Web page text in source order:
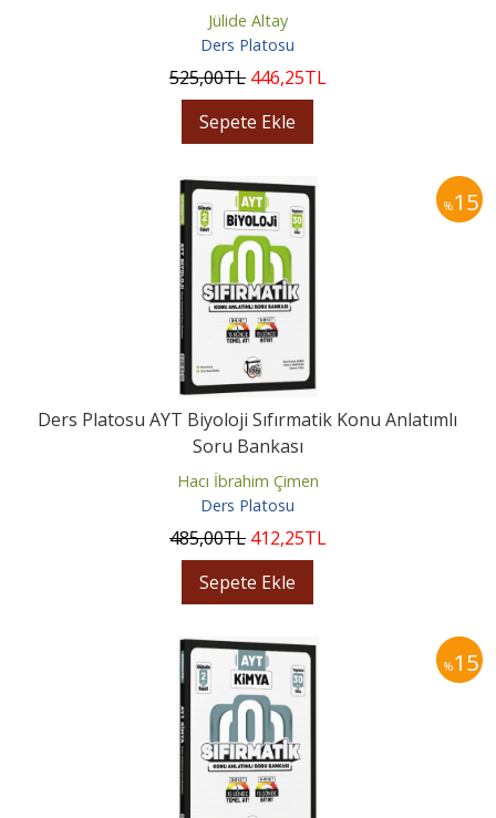
Jülide Altay
Ders Platosu
525,00TL 446,25TL
Sepete Ekle
%15
Ders Platosu AYT Biyoloji Sıfırmatik Konu Anlatımlı
Soru Bankası
Hacı İbrahim Çimen
Ders Platosu
485,00TL 412,25TL
Sepete Ekle
%15